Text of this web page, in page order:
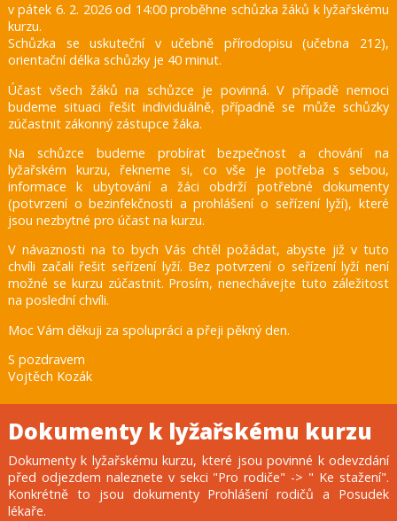
v pátek 6. 2. 2026 od 14:00 proběhne schůzka žáků k lyžařskému
kurzu.
Schůzka se uskuteční v učebně přírodopisu (učebna 212),
orientační délka schůzky je 40 minut.
Účast všech žáků na schůzce je povinná. V případě nemoci
budeme situaci řešit individuálně, případně se může schůzky
zúčastnit zákonný zástupce žáka.
Na schůzce budeme probírat bezpečnost a chování na
lyžařském kurzu, řekneme si, co vše je potřeba s sebou,
informace k ubytování a žáci obdrží potřebné dokumenty
(potvrzení o bezinfekčnosti a prohlášení o seřízení lyží), které
jsou nezbytné pro účast na kurzu.
V návaznosti na to bych Vás chtěl požádat, abyste již v tuto
chvíli začali řešit seřízení lyží. Bez potvrzení o seřízení lyží není
možné se kurzu zúčastnit. Prosím, nenechávejte tuto záležitost
na poslední chvíli.
Moc Vám děkuji za spolupráci a přeji pěkný den.
S pozdravem
Vojtěch Kozák
Dokumenty k lyžařskému kurzu
Dokumenty k lyžařskému kurzu, které jsou povinné k odevzdání
před odjezdem naleznete v sekci "Pro rodiče" -> " Ke stažení".
Konkrétně to jsou dokumenty Prohlášení rodičů a Posudek
lékaře.